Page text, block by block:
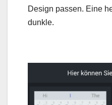
Design passen. Eine
dunkle.